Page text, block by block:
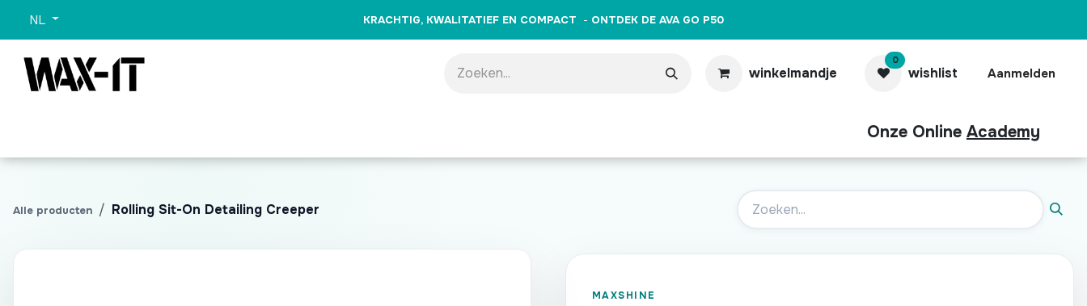
NL KRACHTIG, KWALITATIEF EN COMPACT - ONTDEK DE AVA GO P50
winkelmandje
0
wishlist Aanmelden
Pro
Onze Online Academy
Alle producten Rolling Sit-On Detailing Creeper
MAXSHINE